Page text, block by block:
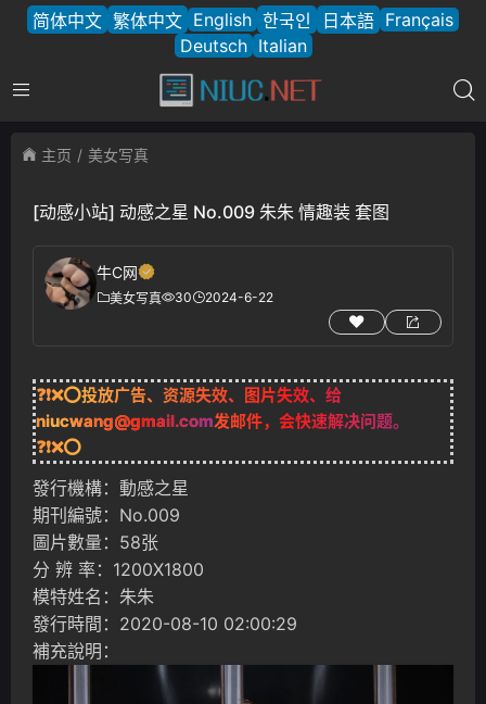
简体中文 繁体中文 English 한국인 日本語 Français
Deutsch Italian
主页 美女写真
[动感小站] 动感之星 No.009 朱朱 情趣装 套图
牛C网
美女写真 30 2024-6-22
❓❗❌⭕投放广告、资源失效、图片失效、给
niucwang@gmail.com发邮件，会快速解决问题。
❓❗❌⭕
發行機構：動感之星
期刊編號：No.009
圖片數量：58张
分 辨 率：1200X1800
模特姓名：朱朱
發行時間：2020-08-10 02:00:29
補充說明：